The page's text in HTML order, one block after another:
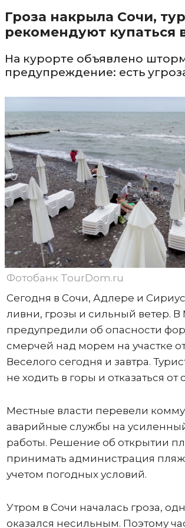
Гроза накрыла Сочи,
рекомендуют купаться
На курорте объявлено
предупреждение: есть
Фотобанк TourDom.ru
Сегодня в Сочи, Адлере и
ливни, грозы и сильный ветер.
предупредили об опасности
смерчей над морем на участке
Веселого сегодня и завтра.
не ходить в горы и отказаться от
Местные власти перевели
аварийные службы на
работы. Решение об открытии
принимать администрация
учетом погодных условий.
Утром в Сочи началась гроза,
оказался несильным. Поэтому